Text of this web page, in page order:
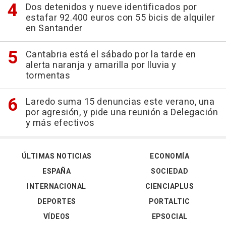
Dos detenidos y nueve identificados por
estafar 92.400 euros con 55 bicis de alquiler
en Santander
Cantabria está el sábado por la tarde en
alerta naranja y amarilla por lluvia y
tormentas
Laredo suma 15 denuncias este verano, una
por agresión, y pide una reunión a Delegación
y más efectivos
ÚLTIMAS NOTICIAS
ESPAÑA
INTERNACIONAL
DEPORTES
VÍDEOS
ECONOMÍA
SOCIEDAD
CIENCIAPLUS
PORTALTIC
EPSOCIAL